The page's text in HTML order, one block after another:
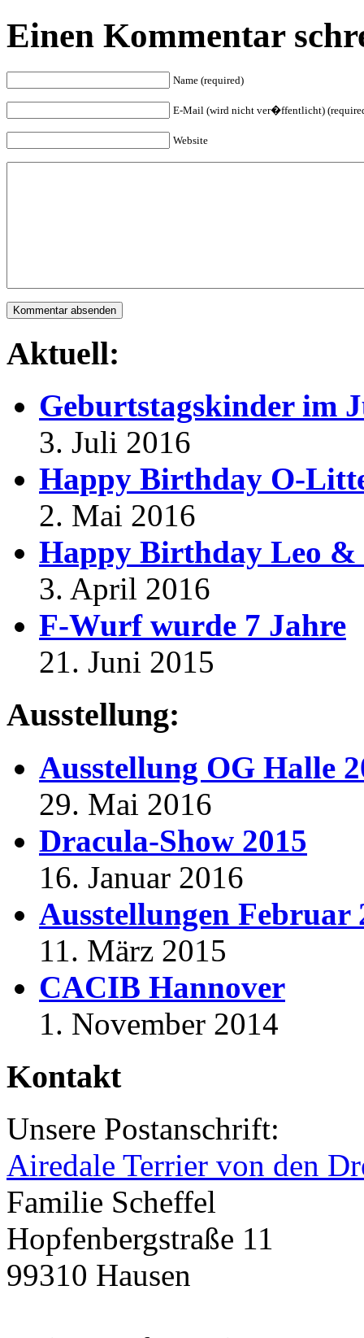
Einen Kommentar
Name (required)
E-Mail (wird nicht ver�ffentlicht)
Website
Aktuell:
Geburtstagskinder im
3. Juli 2016
Happy Birthday O-
2. Mai 2016
Happy Birthday Leo &
3. April 2016
F-Wurf wurde 7 Jahre
21. Juni 2015
Ausstellung:
Ausstellung OG Halle
29. Mai 2016
Dracula-Show 2015
16. Januar 2016
Ausstellungen Februar
11. März 2015
CACIB Hannover
1. November 2014
Kontakt
Unsere Postanschrift:
Airedale Terrier von den
Familie Scheffel
Hopfenbergstraße 11
99310 Hausen